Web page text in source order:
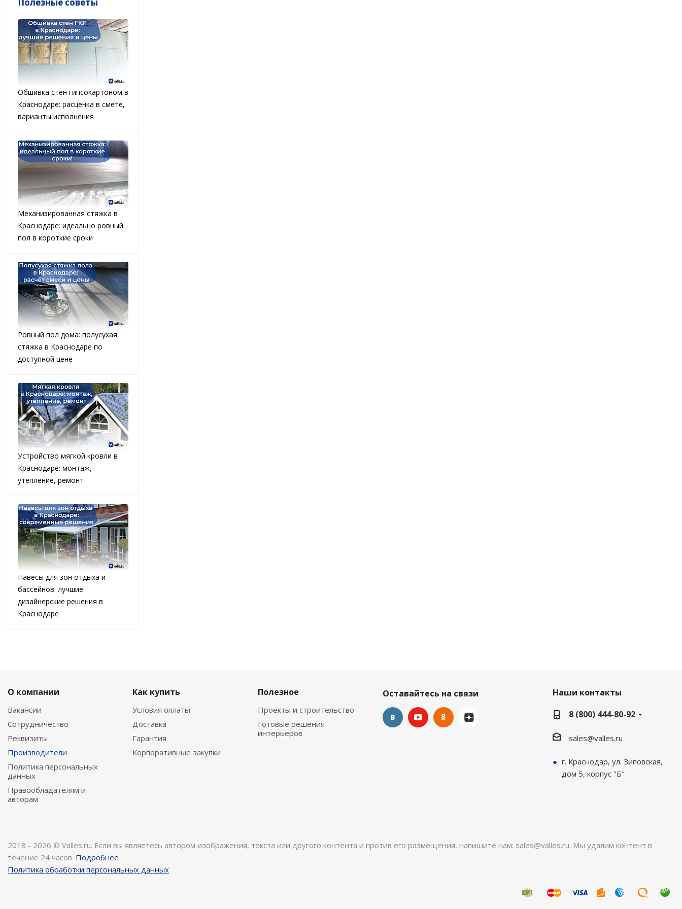
Обшивка стен гипсокартоном в
Краснодаре: расценка в смете,
варианты исполнения
Механизированная стяжка в
Краснодаре: идеально ровный
пол в короткие сроки
Ровный пол дома: полусухая
стяжка в Краснодаре по
доступной цене
Устройство мягкой кровли в
Краснодаре: монтаж,
утепление, ремонт
Навесы для зон отдыха и
бассейнов: лучшие
дизайнерские решения в
Краснодаре
О компании
Вакансии
Сотрудничество
Реквизиты
Производители
Политика персональных
данных
Правообладателям и
авторам
Как купить
Условия оплаты
Доставка
Гарантия
Корпоративные закупки
Полезное
Проекты и строительство
Готовые решения
интерьеров
Оставайтесь на связи
Наши контакты
8 (800) 444-80-92
sales@valles.ru
г. Краснодар, ул. Зиповская,
дом 5, корпус "Б"
2018 - 2026 © Valles.ru. Если вы являетесь автором изображения, текста или другого контента и против его размещения, напишите нам: sales@valles.ru. Мы удалим контент в
течение 24 часов. Подробнее
Политика обработки персональных данных